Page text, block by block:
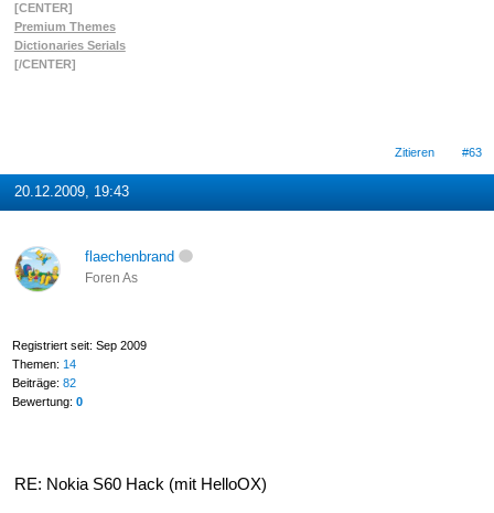
[CENTER]
Premium Themes
Dictionaries Serials
[/CENTER]
Zitieren #63
20.12.2009, 19:43
flaechenbrand
Foren As
Registriert seit: Sep 2009
Themen: 14
Beiträge: 82
Bewertung: 0
RE: Nokia S60 Hack (mit HelloOX)